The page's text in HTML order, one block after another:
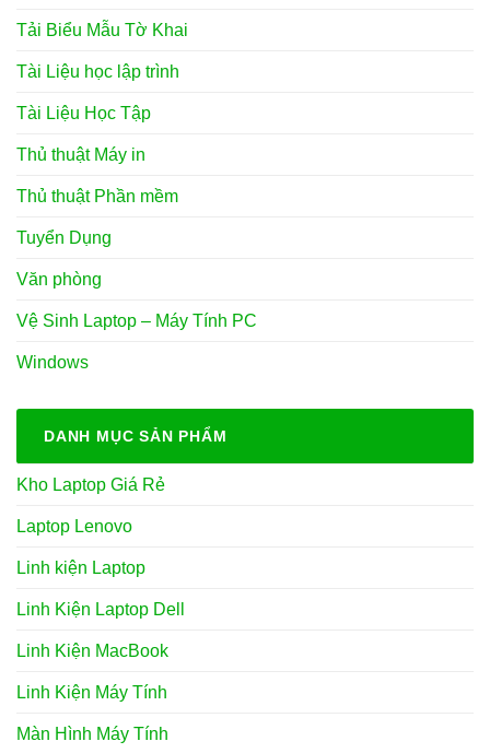
Tải Biểu Mẫu Tờ Khai
Tài Liệu học lập trình
Tài Liệu Học Tập
Thủ thuật Máy in
Thủ thuật Phần mềm
Tuyển Dụng
Văn phòng
Vệ Sinh Laptop – Máy Tính PC
Windows
DANH MỤC SẢN PHẨM
Kho Laptop Giá Rẻ
Laptop Lenovo
Linh kiện Laptop
Linh Kiện Laptop Dell
Linh Kiện MacBook
Linh Kiện Máy Tính
Màn Hình Máy Tính